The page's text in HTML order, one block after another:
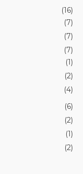
(16)
(7)
(7)
(7)
(1)
(2)
(4)
(6)
(2)
(1)
(2)